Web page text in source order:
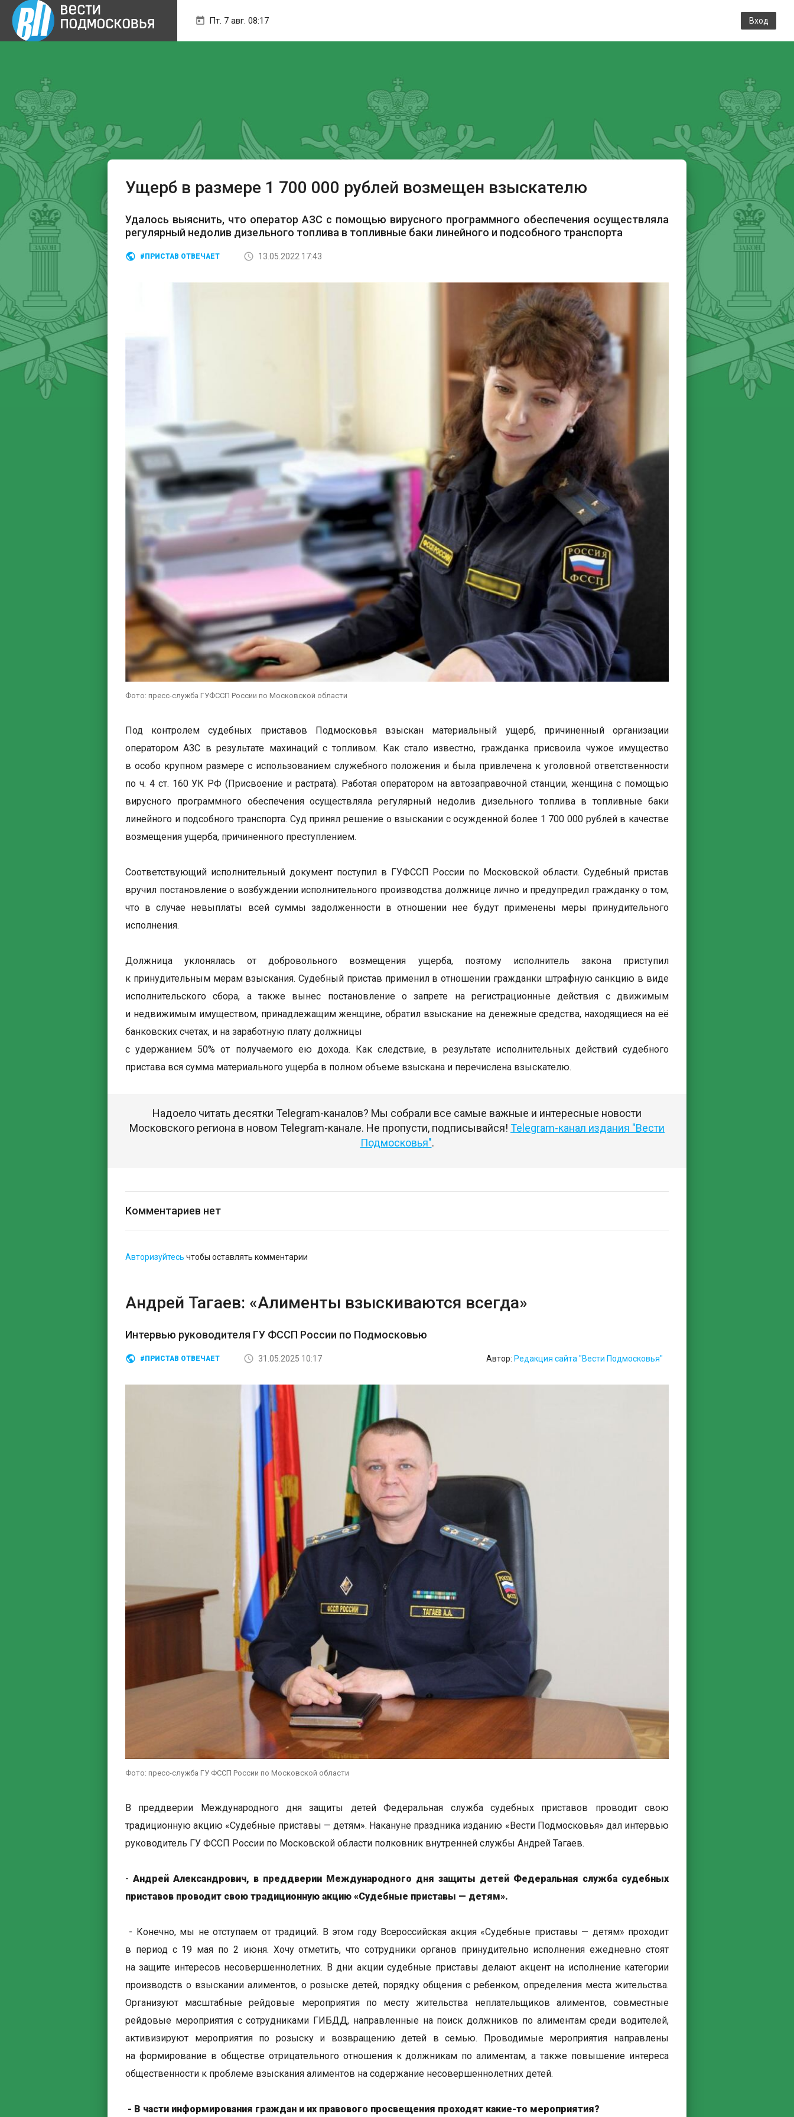
Пт. 7 авг. 08:17 Вход
Ущерб в размере 1 700 000 рублей возмещен взыскателю
Удалось выяснить, что оператор АЗС с помощью вирусного программного обеспечения осуществляла
регулярный недолив дизельного топлива в топливные баки линейного и подсобного транспорта
#ПРИСТАВ ОТВЕЧАЕТ 13.05.2022 17:43
Фото: пресс-служба ГУФССП России по Московской области
Под контролем судебных приставов Подмосковья взыскан материальный ущерб, причиненный организации
оператором АЗС в результате махинаций с топливом. Как стало известно, гражданка присвоила чужое имущество
в особо крупном размере с использованием служебного положения и была привлечена к уголовной ответственности
по ч. 4 ст. 160 УК РФ (Присвоение и растрата). Работая оператором на автозаправочной станции, женщина с помощью
вирусного программного обеспечения осуществляла регулярный недолив дизельного топлива в топливные баки
линейного и подсобного транспорта. Суд принял решение о взыскании с осужденной более 1 700 000 рублей в качестве
возмещения ущерба, причиненного преступлением.
Соответствующий исполнительный документ поступил в ГУФССП России по Московской области. Судебный пристав
вручил постановление о возбуждении исполнительного производства должнице лично и предупредил гражданку о том,
что в случае невыплаты всей суммы задолженности в отношении нее будут применены меры принудительного
исполнения.
Должница уклонялась от добровольного возмещения ущерба, поэтому исполнитель закона приступил
к принудительным мерам взыскания. Судебный пристав применил в отношении гражданки штрафную санкцию в виде
исполнительского сбора, а также вынес постановление о запрете на регистрационные действия с движимым
и недвижимым имуществом, принадлежащим женщине, обратил взыскание на денежные средства, находящиеся на её
банковских счетах, и на заработную плату должницы
с удержанием 50% от получаемого ею дохода. Как следствие, в результате исполнительных действий судебного
пристава вся сумма материального ущерба в полном объеме взыскана и перечислена взыскателю.
Надоело читать десятки Telegram-каналов? Мы собрали все самые важные и интересные новости
Московского региона в новом Telegram-канале. Не пропусти, подписывайся! Telegram-канал издания "Вести
Подмосковья".
Комментариев нет
Авторизуйтесь чтобы оставлять комментарии
Андрей Тагаев: «Алименты взыскиваются всегда»
Интервью руководителя ГУ ФССП России по Подмосковью
#ПРИСТАВ ОТВЕЧАЕТ 31.05.2025 10:17 Автор: Редакция сайта "Вести Подмосковья"
Фото: пресс-служба ГУ ФССП России по Московской области
В преддверии Международного дня защиты детей Федеральная служба судебных приставов проводит свою
традиционную акцию «Судебные приставы — детям». Накануне праздника изданию «Вести Подмосковья» дал интервью
руководитель ГУ ФССП России по Московской области полковник внутренней службы Андрей Тагаев.
- Андрей Александрович, в преддверии Международного дня защиты детей Федеральная служба судебных
приставов проводит свою традиционную акцию «Судебные приставы — детям».
- Конечно, мы не отступаем от традиций. В этом году Всероссийская акция «Судебные приставы — детям» проходит
в период с 19 мая по 2 июня. Хочу отметить, что сотрудники органов принудительно исполнения ежедневно стоят
на защите интересов несовершеннолетних. В дни акции судебные приставы делают акцент на исполнение категории
производств о взыскании алиментов, о розыске детей, порядку общения с ребенком, определения места жительства.
Организуют масштабные рейдовые мероприятия по месту жительства неплательщиков алиментов, совместные
рейдовые мероприятия с сотрудниками ГИБДД, направленные на поиск должников по алиментам среди водителей,
активизируют мероприятия по розыску и возвращению детей в семью. Проводимые мероприятия направлены
на формирование в обществе отрицательного отношения к должникам по алиментам, а также повышение интереса
общественности к проблеме взыскания алиментов на содержание несовершеннолетних детей.
- В части информирования граждан и их правового просвещения проходят какие-то мероприятия?